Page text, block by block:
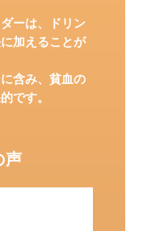
ーは、ドリン
加えることが
含み、貧血の
です。
声